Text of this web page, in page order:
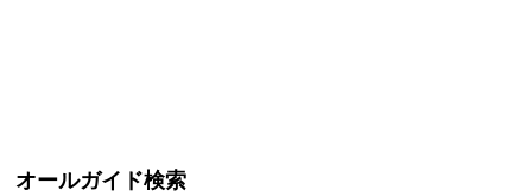
オールガイド検索